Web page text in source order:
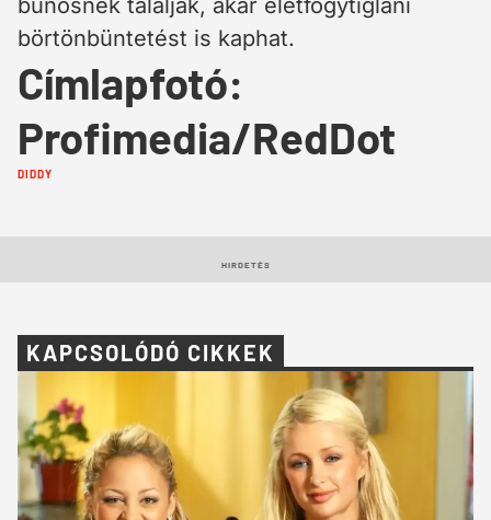
bűnösnek találják, akár életfogytiglani
börtönbüntetést is kaphat.
Címlapfotó:
Profimedia/RedDot
Cimkék:
DIDDY
HIRDETÉS
KAPCSOLÓDÓ CIKKEK